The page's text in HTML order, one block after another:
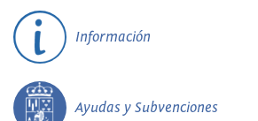
Información
Ayudas y Subvenciones